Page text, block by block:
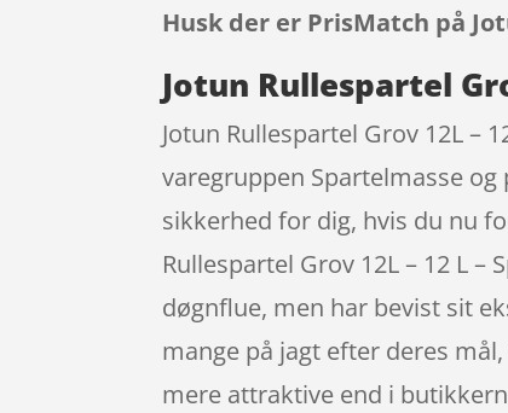
Husk der er PrisMatch på
Jotun Rullespartel
Jotun Rullespartel Grov 12L –
varegruppen Spartelmasse
sikkerhed for dig, hvis du nu
Rullespartel Grov 12L – 12 L
døgnflue, men har bevist sit
mange på jagt efter deres
mere attraktive end i